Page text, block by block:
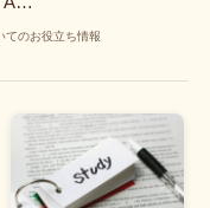
てのお役立ち情報